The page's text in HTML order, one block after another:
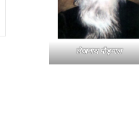
लेखनाथ पौड्याल